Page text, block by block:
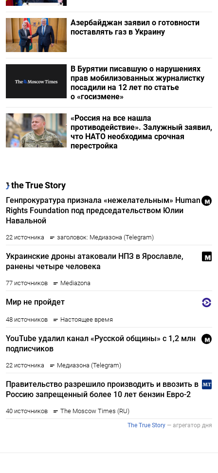
Азербайджан заявил о готовности
поставлять газ в Украину
В Бурятии писавшую о нарушениях
прав мобилизованных журналистку
посадили на 12 лет по статье
о «госизмене»
«Россия на все нашла
противодействие». Залужный заявил,
что НАТО необходима срочная
перестройка